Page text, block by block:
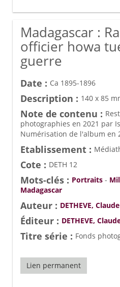
Madagascar :
officier howa
guerre
Date : Ca 1895-1896
Description : 140 x 85
Note de contenu :
photographies en 2021 par
Numérisation de l'album en
Etablissement :
Cote : DETH 12
Mots-clés : Portraits -
Madagascar
Auteur : DETHEVE,
Éditeur : DETHEVE,
Titre série : Fonds
Lien permanent